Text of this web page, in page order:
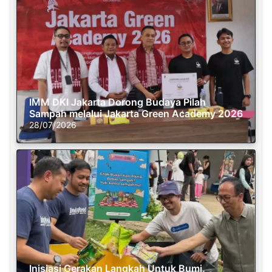
IMM DKI Jakarta Dorong Budaya Pilah
Sampah melalui Jakarta Green Academy 2026
28/07/2026
Inisiasi Gerakan Langkah Untuk Bumi,